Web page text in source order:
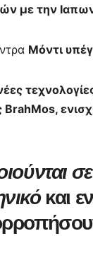
με την
Μόντι
και